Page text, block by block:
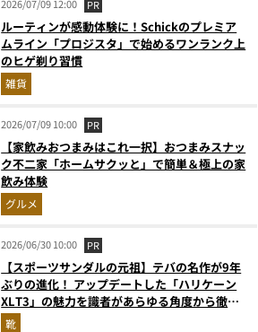
2026/07/09 12:00 PR
ルーティンが感動体験に！Schickのプレミア
ムライン「プロジスタ」で始めるワンランク上
のヒゲ剃り習慣
雑貨
2026/07/09 10:00 PR
【家飲みおつまみはこれ一択】おつまみスナッ
ク不二家「ホームサクッと」で簡単＆極上の家
飲み体験
グルメ
2026/06/30 10:00 PR
【スポーツサンダルの元祖】テバの名作が9年
ぶりの進化！ アップデートした「ハリケーン
XLT3」の魅力を識者があらゆる角度から徹底
解説！
靴